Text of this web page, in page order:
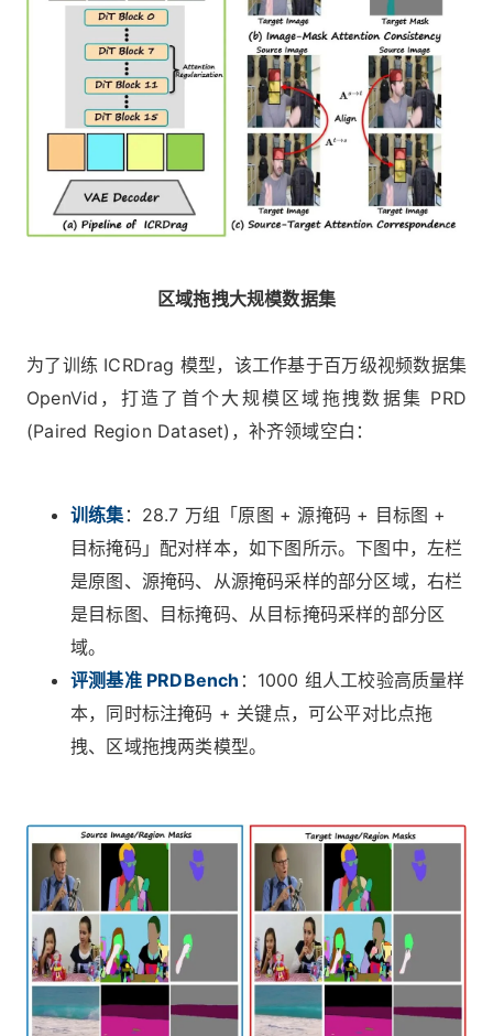
区域拖拽大规模数据集
为了训练 ICRDrag 模型，该工作基于百万级视频数据集
OpenVid，打造了首个大规模区域拖拽数据集 PRD
(Paired Region Dataset)，补齐领域空白：
训练集 ：28.7 万组「原图 + 源掩码 + 目标图 +
目标掩码」配对样本，如下图所示。下图中，左栏
是原图、源掩码、从源掩码采样的部分区域，右栏
是目标图、目标掩码、从目标掩码采样的部分区
域。
评测基准 PRDBench ：1000 组人工校验高质量样
本，同时标注掩码 + 关键点，可公平对比点拖
拽、区域拖拽两类模型。